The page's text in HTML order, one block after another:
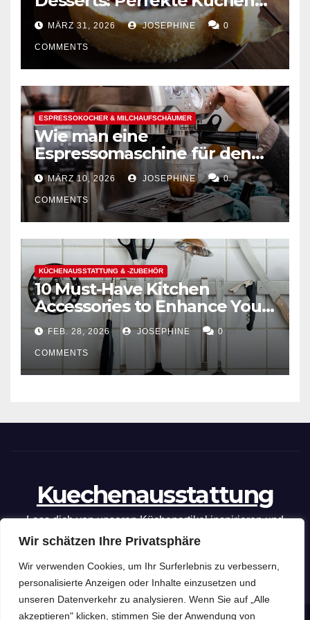
Wir schätzen Ihre Privatsphäre
Wir verwenden Cookies, um Ihr Surferlebnis zu verbessern,
personalisierte Anzeigen oder Inhalte einzusetzen und
unseren Datenverkehr zu analysieren. Wenn Sie auf „Alle
akzeptieren" klicken, stimmen Sie der Anwendung von
mühelos backen
MÄRZ 31, 2026 JOSEPHINE 0
COMMENTS
ESPRESSOKOCHER & MILCHAUFSCHÄUMER
Wie man eine
Espressomaschine für den
Hausgebrauch auswählt
MÄRZ 10, 2026 JOSEPHINE 0
COMMENTS
KÜCHENAUSSTATTUNG & -ZUBEHÖR
10 Must-Have Kitchen
Accessories to Enhance Your
Cooking Efficiency
FEB. 28, 2026 JOSEPHINE 0
COMMENTS
Kuechenausstattung
Lass dich von unseren Küchenartikel inspirieren und
optimiere deine kulinarischen Fähigkeiten mit unseren
praktischen Tipps und Tricks.